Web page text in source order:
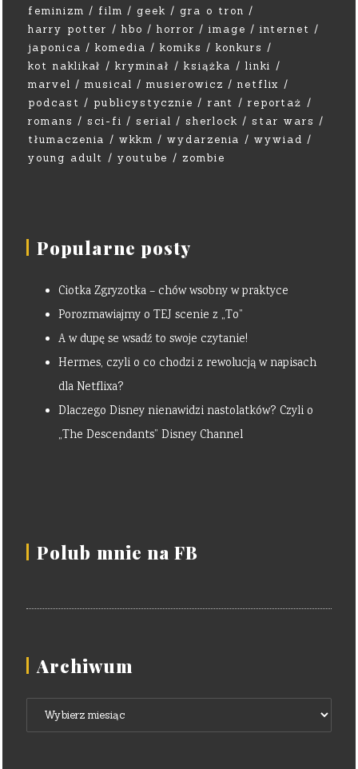
feminizm
film geek
gra o tron
harry potter
hbo horror image
internet
japonica
komedia komiks
konkurs
kot naklikał
kryminał książka
linki
marvel
musical musierowicz
netflix
podcast
publicystycznie rant
reportaż
romans
sci-fi serial sherlock
star wars
tłumaczenia
wkkm wydarzenia
wywiad
young adult
youtube zombie
Popularne posty
Ciotka Zgryzotka – chów wsobny w praktyce
Porozmawiajmy o TEJ scenie z „To”
A w dupę se wsadź to swoje czytanie!
Hermes, czyli o co chodzi z rewolucją w napisach
dla Netflixa?
Dlaczego Disney nienawidzi nastolatków? Czyli o
„The Descendants” Disney Channel
Polub mnie na FB
Archiwum
Archiwum